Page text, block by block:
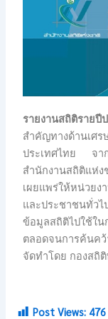
รายงานสถิติรายปี
สำคัญทางด้าน
ประเทศไทย จา
สำนักงานสถิติแห่
เผยแพร่ให้หน่วย
และประชาชนทั่ว
ข้อมูลสถิติไปใช้ใ
ตลอดจนการค้นค
จัดทำโดย กองสถิ
Post Views: 476